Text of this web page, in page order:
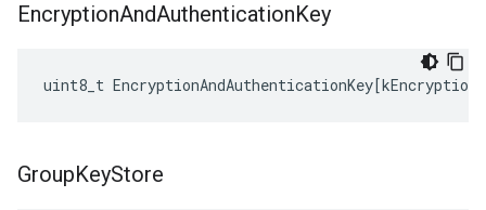
EncryptionAndAuthenticationKey
uint8_t EncryptionAndAuthenticationKey[
GroupKeyStore